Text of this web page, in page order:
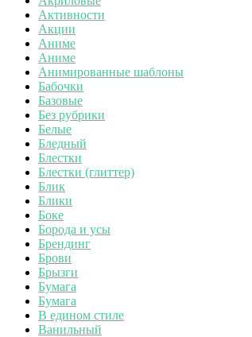
Активности
Акции
Аниме
Аниме
Анимированные шаблоны
Бабочки
Базовые
Без рубрики
Белые
Бледный
Блестки
Блестки (глиттер)
Блик
Блики
Боке
Борода и усы
Брендинг
Брови
Брызги
Бумага
Бумага
В едином стиле
Ванильный